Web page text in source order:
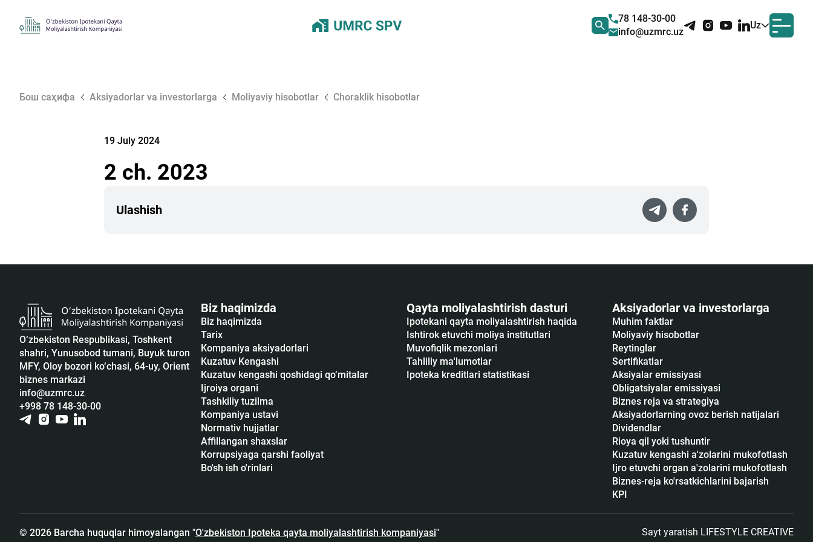
78 148-30-00
info@uzmrc.uz
Uz
Бош саҳифа Aksiyadorlar va investorlarga Moliyaviy hisobotlar Choraklik hisobotlar
19 July 2024
2 ch. 2023
Ulashish
O‘zbekiston Respublikasi, Toshkent
shahri, Yunusobod tumani, Buyuk turon
MFY, Oloy bozori ko‘chasi, 64-uy, Orient
biznes markazi
info@uzmrc.uz
+998 78 148-30-00
Biz haqimizda
Biz haqimizda
Tarix
Kompaniya aksiyadorlari
Kuzatuv Kengashi
Kuzatuv kengashi qoshidagi qo‘mitalar
Ijroiya organi
Tashkiliy tuzilma
Kompaniya ustavi
Normativ hujjatlar
Affillangan shaxslar
Korrupsiyaga qarshi faoliyat
Bo'sh ish o'rinlari
Qayta moliyalashtirish dasturi
Ipotekani qayta moliyalashtirish haqida
Ishtirok etuvchi moliya institutlari
Muvofiqlik mezonlari
Tahliliy ma'lumotlar
Ipoteka kreditlari statistikasi
Aksiyadorlar va investorlarga
Muhim faktlar
Moliyaviy hisobotlar
Reytinglar
Sertifikatlar
Аksiyalar emissiyasi
Obligatsiyalar emissiyasi
Biznes reja va strategiya
Aksiyadorlarning ovoz berish natijalari
Dividendlar
Rioya qil yoki tushuntir
Kuzatuv kengashi a'zolarini mukofotlash
Ijro etuvchi organ a'zolarini mukofotlash
Biznes-reja ko'rsatkichlarini bajarish
KPI
© 2026 Barcha huquqlar himoyalangan "O'zbekiston Ipoteka qayta moliyalashtirish kompaniyasi"
Sayt yaratish LIFESTYLE CREATIVE